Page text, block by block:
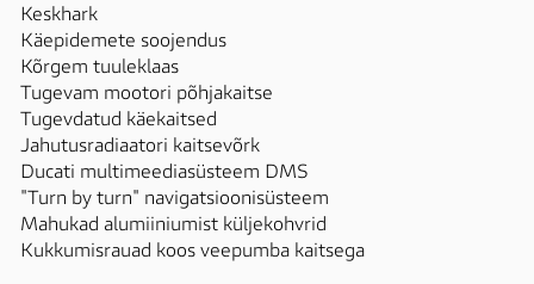
Keskhark
Käepidemete soojendus
Kõrgem tuuleklaas
Tugevam mootori põhjakaitse
Tugevdatud käekaitsed
Jahutusradiaatori kaitsevõrk
Ducati multimeediasüsteem DMS
"Turn by turn" navigatsioonisüsteem
Mahukad alumiiniumist küljekohvrid
Kukkumisrauad koos veepumba kaitsega